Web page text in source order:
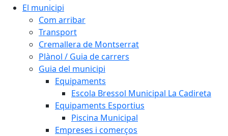
El municipi
Com arribar
Transport
Cremallera de Montserrat
Plànol / Guia de carrers
Guia del municipi
Equipaments
Escola Bressol Municipal La Cadireta
Equipaments Esportius
Piscina Municipal
Empreses i comerços